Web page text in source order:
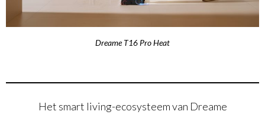
Dreame T16 Pro Heat
Het smart living-ecosysteem van Dreame